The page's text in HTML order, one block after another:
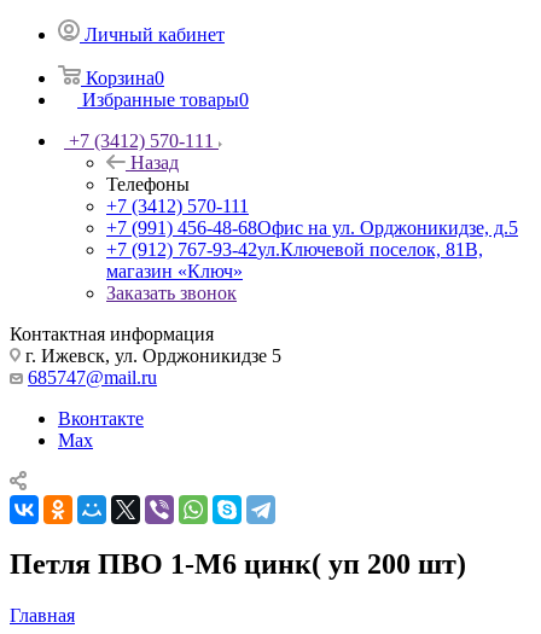
Личный кабинет
Корзина0
Избранные товары0
+7 (3412) 570-111
Назад
Телефоны
+7 (3412) 570-111
+7 (991) 456-48-68Офис на ул. Орджоникидзе, д.5
+7 (912) 767-93-42ул.Ключевой поселок, 81В,
магазин «Ключ»
Заказать звонок
Контактная информация
г. Ижевск, ул. Орджоникидзе 5
685747@mail.ru
Вконтакте
Max
Петля ПВО 1-М6 цинк( уп 200 шт)
Главная